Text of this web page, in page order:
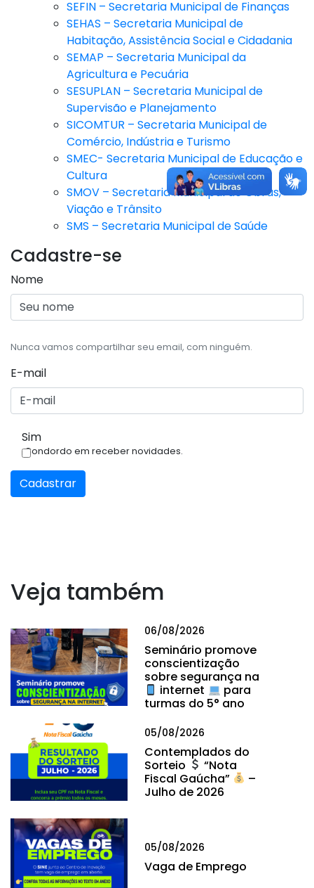
SEFIN – Secretaria Municipal de Finanças
SEHAS – Secretaria Municipal de
Habitação, Assistência Social e Cidadania
SEMAP – Secretaria Municipal da
Agricultura e Pecuária
SESUPLAN – Secretaria Municipal de
Supervisão e Planejamento
SICOMTUR – Secretaria Municipal de
Comércio, Indústria e Turismo
SMEC- Secretaria Municipal de Educação e
Cultura
SMOV – Secretaria Municipal de Obras,
Viação e Trânsito
SMS – Secretaria Municipal de Saúde
Cadastre-se
Nome
Nunca vamos compartilhar seu email, com ninguém.
E-mail
Sim
Condordo em receber novidades.
Cadastrar
Veja também
06/08/2026
Seminário promove
conscientização
sobre segurança na
internet
para
turmas do 5° ano
05/08/2026
Contemplados do
Sorteio
“Nota
Fiscal Gaúcha”
–
Julho de 2026
05/08/2026
Vaga de Emprego